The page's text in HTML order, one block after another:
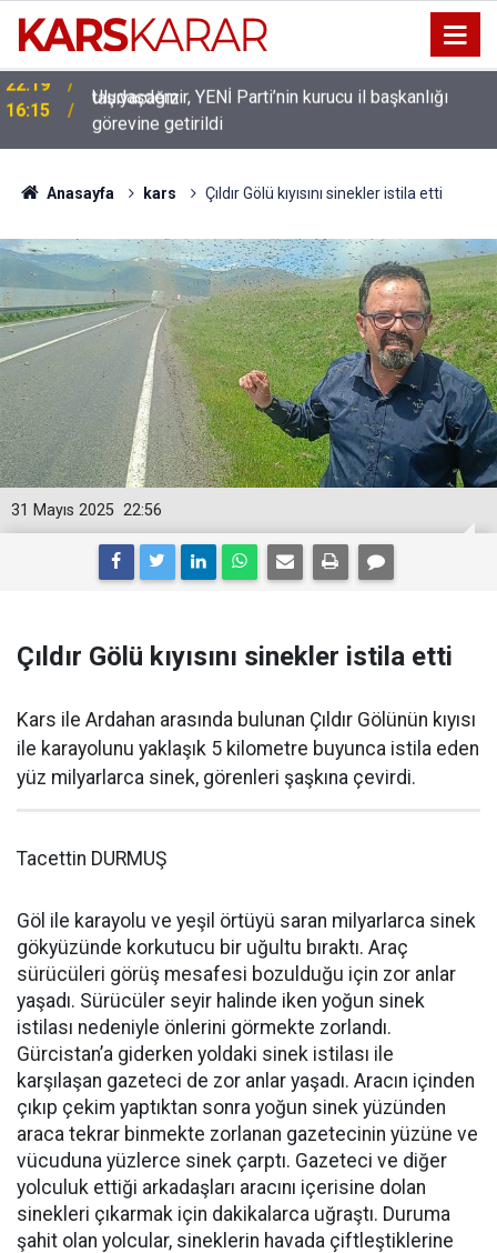
16:15
Uludaşdemir, YENİ Parti’nin kurucu il başkanlığı
görevine getirildi
Anasayfa kars Çıldır Gölü kıyısını sinekler istila etti
22:56
31 Mayıs 2025
Çıldır Gölü kıyısını sinekler istila etti
Kars ile Ardahan arasında bulunan Çıldır Gölünün kıyısı
ile karayolunu yaklaşık 5 kilometre buyunca istila eden
yüz milyarlarca sinek, görenleri şaşkına çevirdi.
Tacettin DURMUŞ
Göl ile karayolu ve yeşil örtüyü saran milyarlarca sinek
gökyüzünde korkutucu bir uğultu bıraktı. Araç
sürücüleri görüş mesafesi bozulduğu için zor anlar
yaşadı. Sürücüler seyir halinde iken yoğun sinek
istilası nedeniyle önlerini görmekte zorlandı.
Gürcistan’a giderken yoldaki sinek istilası ile
karşılaşan gazeteci de zor anlar yaşadı. Aracın içinden
çıkıp çekim yaptıktan sonra yoğun sinek yüzünden
araca tekrar binmekte zorlanan gazetecinin yüzüne ve
vücuduna yüzlerce sinek çarptı. Gazeteci ve diğer
yolculuk ettiği arkadaşları aracını içerisine dolan
sinekleri çıkarmak için dakikalarca uğraştı. Duruma
şahit olan yolcular, sineklerin havada çiftleştiklerine